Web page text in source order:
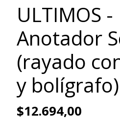
ULTIMOS -
Anotador
(rayado
y bolígrafo)
$12.694,00